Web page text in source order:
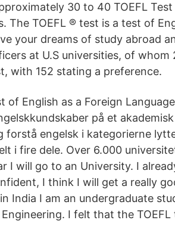
30 to 40 TOEFL
The TOEFL ® test is a test of
your dreams of study abroad
at U.S universities, of
with 152 stating a preference.
of English as a Foreign
på et
forstå engelsk i kategorierne
i fire dele. Over 6.000
I will go to an University. I
I think I will get a really
India I am an undergraduate
I felt that the